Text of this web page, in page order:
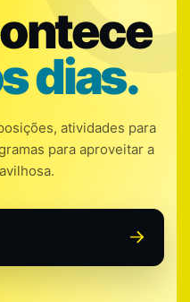
dias.
atividades para
para aproveitar a